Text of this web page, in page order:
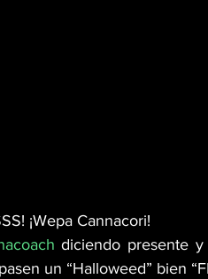
¡Wepa Cannacori!
diciendo presente
un “Halloweed” bien